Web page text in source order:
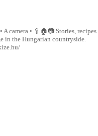
A camera • 🥄🏠📷Stories, recipes
in the Hungarian countryside.